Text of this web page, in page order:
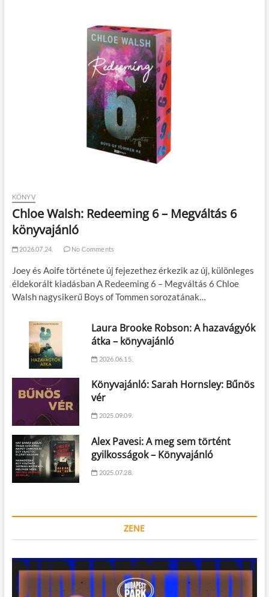
KÖNYV
Chloe Walsh: Redeeming 6 – Megváltás 6
könyvajánló
2026.07.24. No Comments
Joey és Aoife története új fejezethez érkezik az új, különleges
éldekorált kiadásban A Redeeming 6 – Megváltás 6 Chloe
Walsh nagysikerű Boys of Tommen sorozatának…
Laura Brooke Robson: A hazavágyók
átka – könyvajánló
2026.06.15.
Könyvajánló: Sarah Hornsley: Bűnös
vér
2025.09.09.
Alex Pavesi: A meg sem történt
gyilkosságok – Könyvajánló
2025.07.28.
ZENE